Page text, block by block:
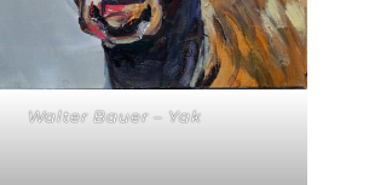
Walter Bauer – Yak